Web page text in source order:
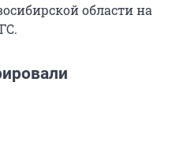
области на